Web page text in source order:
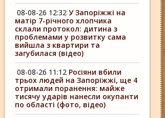
08-08-26 12:32 У Запоріжжі на
матір 7-річного хлопчика
склали протокол: дитина з
проблемами у розвитку сама
вийшла з квартири та
загубилася (відео)
08-08-26 11:12 Росіяни вбили
трьох людей на Запоріжжі, ще 4
отримали поранення: майже
тисячу ударів нанесли окупанти
по області (фото, відео)